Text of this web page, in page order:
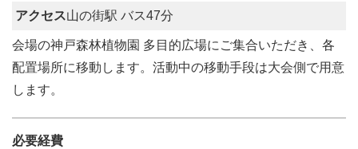
アクセス山の街駅 バス47分
会場の神戸森林植物園 多目的広場にご集合いただき、各
配置場所に移動します。活動中の移動手段は大会側で用意
します。
必要経費